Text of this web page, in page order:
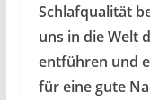
Schlafqualität
uns in die Welt
entführen und
für eine gute